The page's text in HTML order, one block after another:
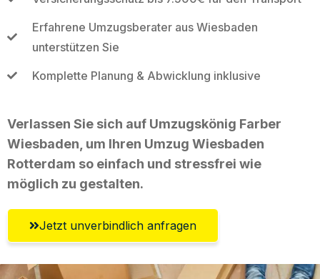
Erfahrene Umzugsberater aus Wiesbaden
unterstützen Sie
Komplette Planung & Abwicklung inklusive
Verlassen Sie sich auf Umzugskönig Farber
Wiesbaden, um Ihren Umzug Wiesbaden
Rotterdam so einfach und stressfrei wie
möglich zu gestalten.
Jetzt unverbindlich anfragen